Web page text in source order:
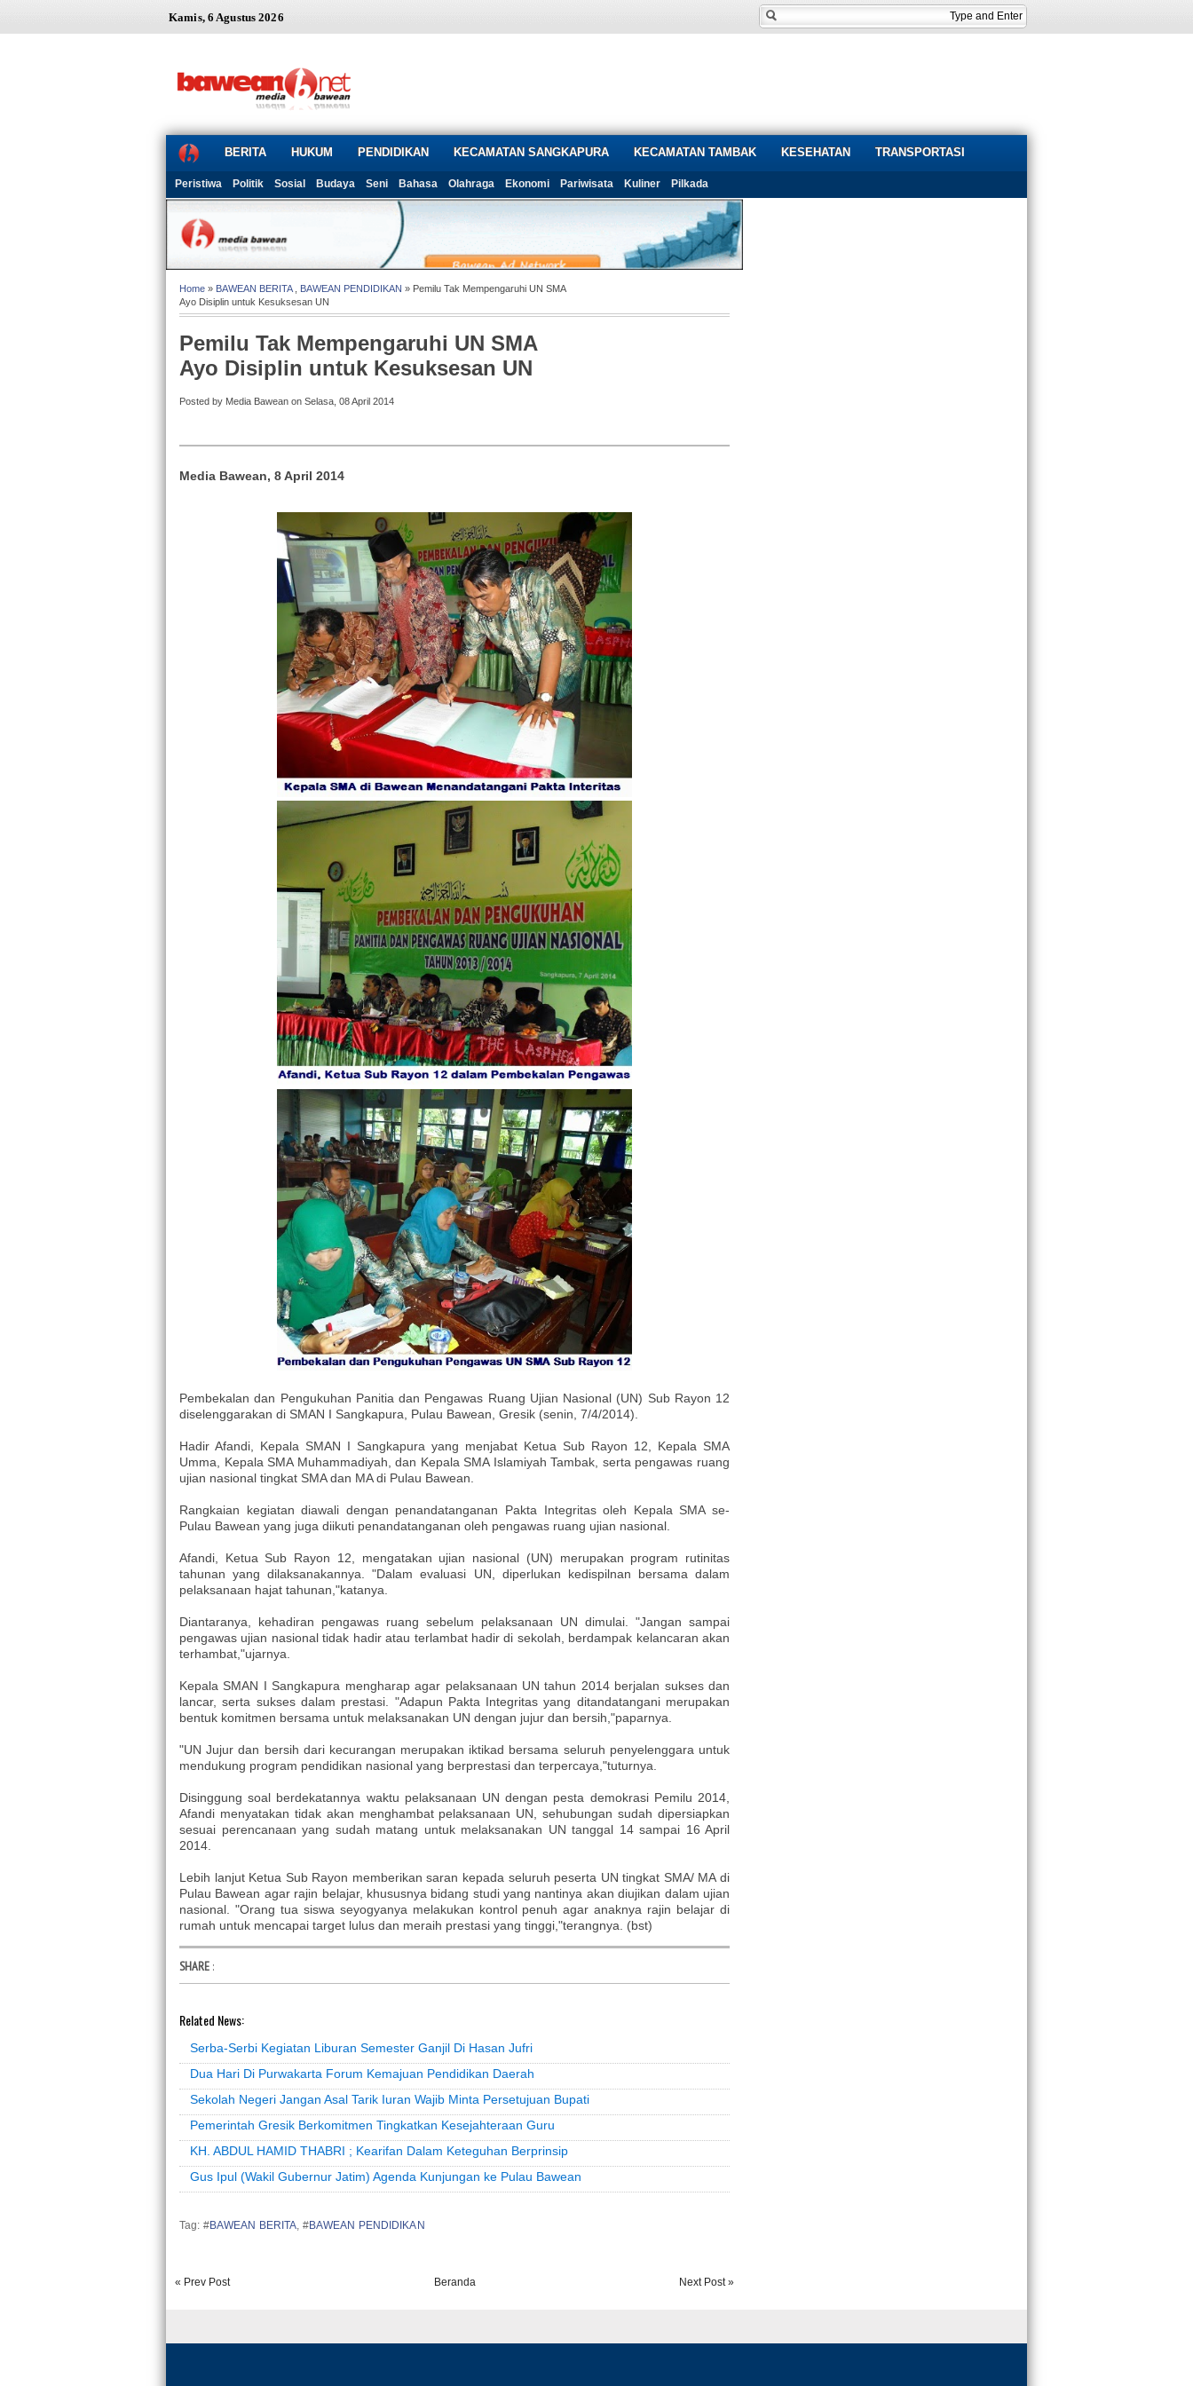
Kamis, 6 Agustus 2026
BERITA HUKUM PENDIDIKAN KECAMATAN SANGKAPURA KECAMATAN TAMBAK KESEHATAN TRANSPORTASI
Peristiwa Politik Sosial Budaya Seni Bahasa Olahraga Ekonomi Pariwisata Kuliner Pilkada
Home » BAWEAN BERITA, BAWEAN PENDIDIKAN » Pemilu Tak Mempengaruhi UN SMA
Ayo Disiplin untuk Kesuksesan UN
Pemilu Tak Mempengaruhi UN SMA
Ayo Disiplin untuk Kesuksesan UN
Posted by Media Bawean on Selasa, 08 April 2014
Media Bawean, 8 April 2014
Pembekalan dan Pengukuhan Panitia dan Pengawas Ruang Ujian Nasional (UN) Sub Rayon 12
diselenggarakan di SMAN I Sangkapura, Pulau Bawean, Gresik (senin, 7/4/2014).
Hadir Afandi, Kepala SMAN I Sangkapura yang menjabat Ketua Sub Rayon 12, Kepala SMA
Umma, Kepala SMA Muhammadiyah, dan Kepala SMA Islamiyah Tambak, serta pengawas ruang
ujian nasional tingkat SMA dan MA di Pulau Bawean.
Rangkaian kegiatan diawali dengan penandatanganan Pakta Integritas oleh Kepala SMA se-
Pulau Bawean yang juga diikuti penandatanganan oleh pengawas ruang ujian nasional.
Afandi, Ketua Sub Rayon 12, mengatakan ujian nasional (UN) merupakan program rutinitas
tahunan yang dilaksanakannya. "Dalam evaluasi UN, diperlukan kedispilnan bersama dalam
pelaksanaan hajat tahunan,"katanya.
Diantaranya, kehadiran pengawas ruang sebelum pelaksanaan UN dimulai. "Jangan sampai
pengawas ujian nasional tidak hadir atau terlambat hadir di sekolah, berdampak kelancaran akan
terhambat,"ujarnya.
Kepala SMAN I Sangkapura mengharap agar pelaksanaan UN tahun 2014 berjalan sukses dan
lancar, serta sukses dalam prestasi. "Adapun Pakta Integritas yang ditandatangani merupakan
bentuk komitmen bersama untuk melaksanakan UN dengan jujur dan bersih,"paparnya.
"UN Jujur dan bersih dari kecurangan merupakan iktikad bersama seluruh penyelenggara untuk
mendukung program pendidikan nasional yang berprestasi dan terpercaya,"tuturnya.
Disinggung soal berdekatannya waktu pelaksanaan UN dengan pesta demokrasi Pemilu 2014,
Afandi menyatakan tidak akan menghambat pelaksanaan UN, sehubungan sudah dipersiapkan
sesuai perencanaan yang sudah matang untuk melaksanakan UN tanggal 14 sampai 16 April
2014.
Lebih lanjut Ketua Sub Rayon memberikan saran kepada seluruh peserta UN tingkat SMA/ MA di
Pulau Bawean agar rajin belajar, khususnya bidang studi yang nantinya akan diujikan dalam ujian
nasional. "Orang tua siswa seyogyanya melakukan kontrol penuh agar anaknya rajin belajar di
rumah untuk mencapai target lulus dan meraih prestasi yang tinggi,"terangnya. (bst)
SHARE :
Related News:
Serba-Serbi Kegiatan Liburan Semester Ganjil Di Hasan Jufri
Dua Hari Di Purwakarta Forum Kemajuan Pendidikan Daerah
Sekolah Negeri Jangan Asal Tarik Iuran Wajib Minta Persetujuan Bupati
Pemerintah Gresik Berkomitmen Tingkatkan Kesejahteraan Guru
KH. ABDUL HAMID THABRI ; Kearifan Dalam Keteguhan Berprinsip
Gus Ipul (Wakil Gubernur Jatim) Agenda Kunjungan ke Pulau Bawean
Tag: #BAWEAN BERITA , #BAWEAN PENDIDIKAN
« Prev Post Next Post »
Beranda